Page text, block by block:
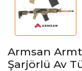
Armsan
Şarjörlü Av